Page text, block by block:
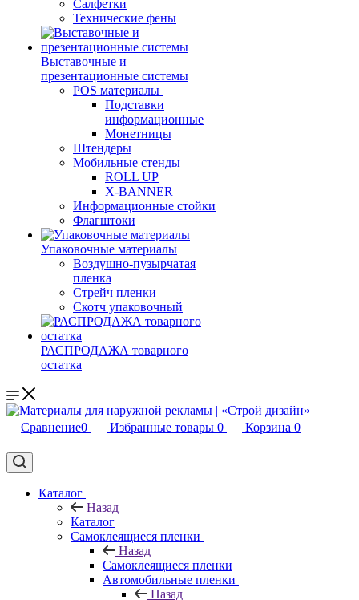
Салфетки
Технические фены
Выставочные и
презентационные системы
POS материалы
Подставки
информационные
Монетницы
Штендеры
Мобильные стенды
ROLL UP
X-BANNER
Информационные стойки
Флагштоки
Упаковочные материалы
Воздушно-пузырчатая
пленка
Стрейч пленки
Скотч упаковочный
РАСПРОДАЖА товарного
остатка
Сравнение0 Избранные товары 0 Корзина 0
Каталог
Назад
Каталог
Самоклеящиеся пленки
Назад
Самоклеящиеся пленки
Автомобильные пленки
Назад